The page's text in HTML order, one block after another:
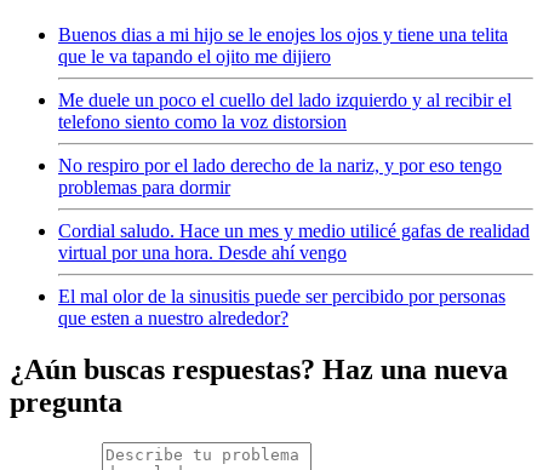
Buenos dias a mi hijo se le enojes los ojos y tiene una telita
que le va tapando el ojito me dijiero
Me duele un poco el cuello del lado izquierdo y al recibir el
telefono siento como la voz distorsion
No respiro por el lado derecho de la nariz, y por eso tengo
problemas para dormir
Cordial saludo. Hace un mes y medio utilicé gafas de realidad
virtual por una hora. Desde ahí vengo
El mal olor de la sinusitis puede ser percibido por personas
que esten a nuestro alrededor?
¿Aún buscas respuestas? Haz una nueva
pregunta